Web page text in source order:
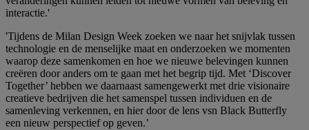
interactie.'
'Tijdens de Milan Design Week zoeken we naar het snijvlak tussen
technologie en de menselijke maat en onderzoeken we momenten
waarop deze samenkomen en hoe we nieuwe belevingen kunnen
creëren door anders om te gaan met het begrip tijd. Met ‘Discover
Together’ hebben we daarnaast samengewerkt met drie visionaire
creatieve bedrijven die het samenspel tussen individuen en de
samenleving verkennen, en hier door de lens vsn Black Butterfly
een nieuw perspectief op geven.’